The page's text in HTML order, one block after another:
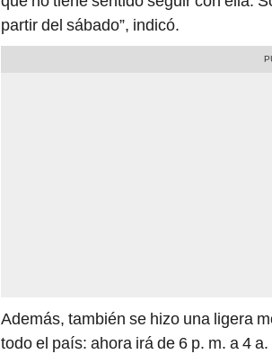
partir del sábado”, indicó.
Además, también se hizo una ligera
todo el país: ahora irá de 6 p. m. a 4